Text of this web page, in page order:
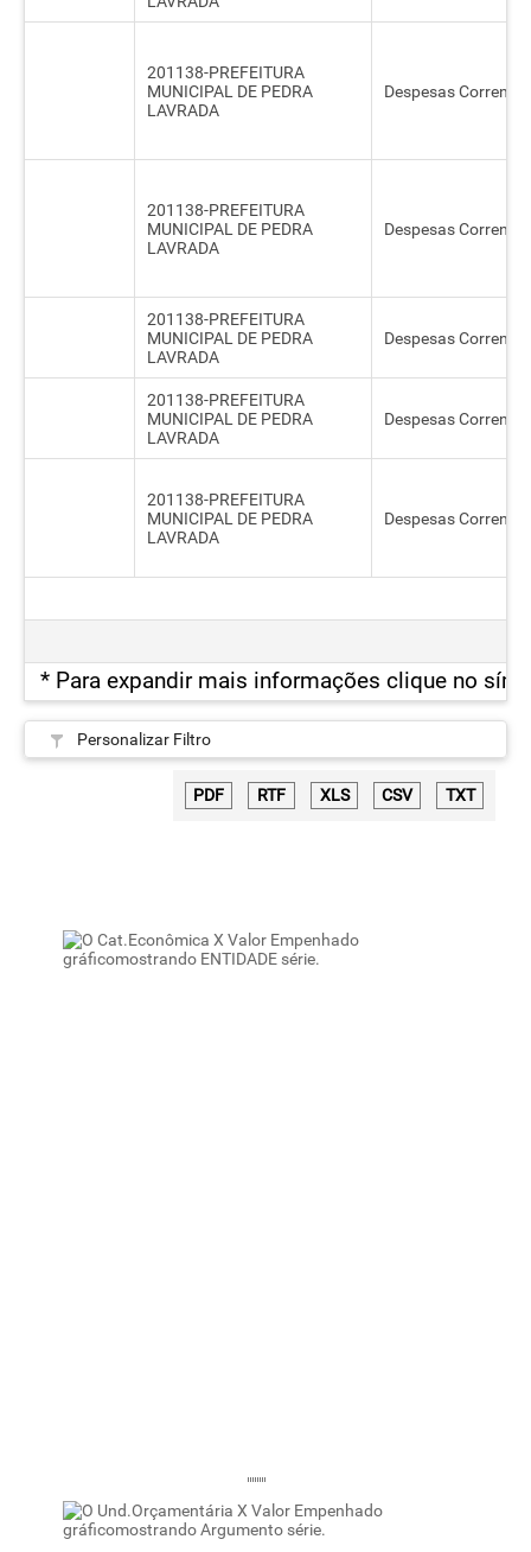
* Para expandir mais informações clique no
201138-PREFEITURA
MUNICIPAL DE PEDRA
LAVRADA
Despesas Correntes
201138-PREFEITURA
MUNICIPAL DE PEDRA
LAVRADA
Despesas Correntes
201138-PREFEITURA
MUNICIPAL DE PEDRA
LAVRADA
Despesas Correntes
201138-PREFEITURA
MUNICIPAL DE PEDRA
LAVRADA
Despesas Correntes
201138-PREFEITURA
MUNICIPAL DE PEDRA
LAVRADA
Despesas Correntes
Personalizar Filtro